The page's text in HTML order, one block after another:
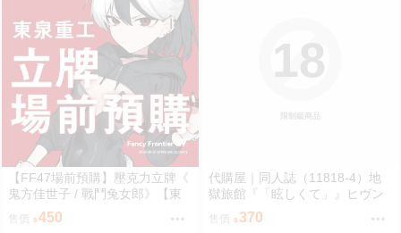
【FF47場前預購】壓克力立牌《
鬼方佳世子 / 戰鬥兔女郎》【東
泉重工】[ 蔚藍檔案 ブルアカ / 鬼
方佳世子 カヨコ ]
450
限制級商品
18
代購屋｜同人誌（11818-4）地
獄旅館『「眩しくて」』ヒヴン
ショウ ないない★ぱらだいす
370